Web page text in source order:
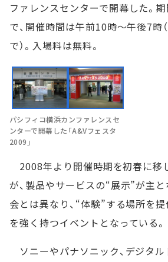
ファレンスセンターで開幕した。
で、開催時間は午前10時～午後7時
で）。入場料は無料。
パシフィコ横浜カンファレンスセ
ンターで開幕した「A&Vフェスタ
2009」
2008年より開催時期を初春に移
が、製品やサービスの“展示”が主
会とは異なり、“体験”する場所を
を強く持つイベントとなっている。
ソニーやパナソニック、デジタル